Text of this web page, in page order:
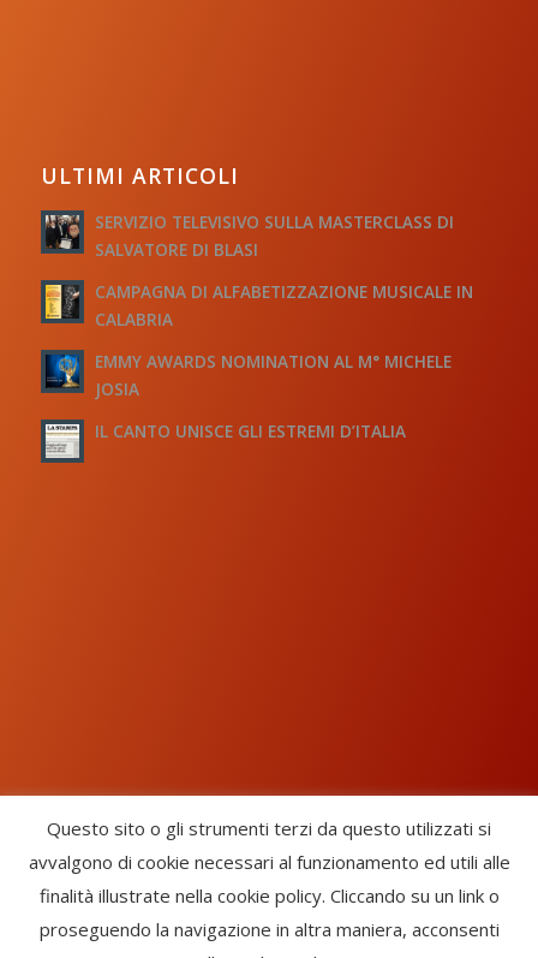
ULTIMI ARTICOLI
SERVIZIO TELEVISIVO SULLA MASTERCLASS DI
SALVATORE DI BLASI
CAMPAGNA DI ALFABETIZZAZIONE MUSICALE IN
CALABRIA
EMMY AWARDS NOMINATION AL M° MICHELE
JOSIA
IL CANTO UNISCE GLI ESTREMI D’ITALIA
Chorus Inside - International Choral Federation - APS Ente Terzo
Settore · CF: 93058420691
CHORUS INSIDE ® TRADE MARK (Marchio Registrato codice:
Questo sito o gli strumenti terzi da questo utilizzati si
avvalgono di cookie necessari al funzionamento ed utili alle
finalità illustrate nella cookie policy. Cliccando su un link o
proseguendo la navigazione in altra maniera, acconsenti